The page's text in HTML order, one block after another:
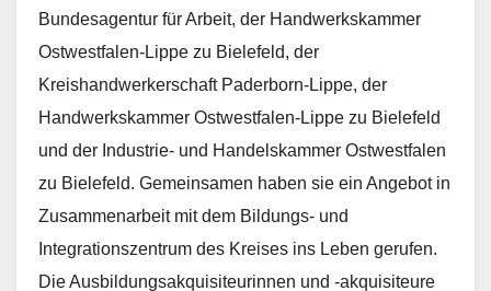
Bundesagentur für Arbeit, der Handwerkskammer
Ostwestfalen-Lippe zu Bielefeld, der
Kreishandwerkerschaft Paderborn-Lippe, der
Handwerkskammer Ostwestfalen-Lippe zu Bielefeld
und der Industrie- und Handelskammer Ostwestfalen
zu Bielefeld. Gemeinsamen haben sie ein Angebot in
Zusammenarbeit mit dem Bildungs- und
Integrationszentrum des Kreises ins Leben gerufen.
Die Ausbildungsakquisiteurinnen und -akquisiteure